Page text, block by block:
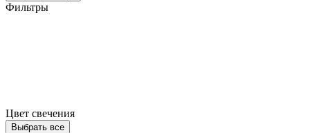
Фильтры
Цвет свечения
Выбрать все